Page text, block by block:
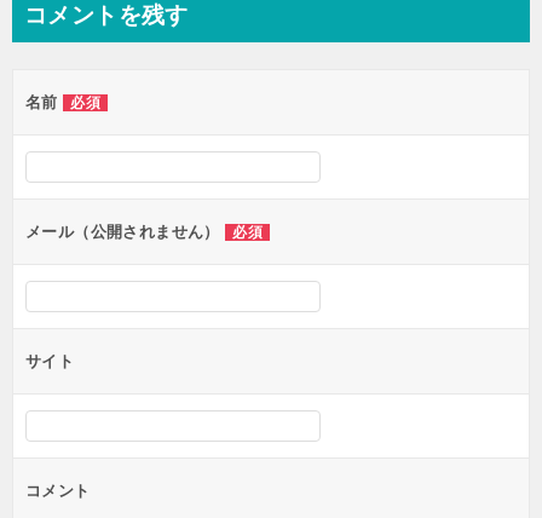
ビ
ー
シ
ョ
ン
コメントを残す
名前 必須
メール（公開されません） 必須
サイト
コメント